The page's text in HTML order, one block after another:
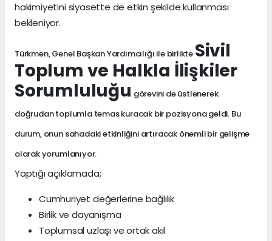
hakimiyetini siyasette de etkin şekilde kullanması
bekleniyor.
Türkmen, Genel Başkan Yardımcılığı ile birlikte Sivil
Toplum ve Halkla İlişkiler
Sorumluluğu görevini de üstlenerek
doğrudan toplumla temas kuracak bir pozisyona geldi. Bu
durum, onun sahadaki etkinliğini artıracak önemli bir gelişme
olarak yorumlanıyor.
Yaptığı açıklamada;
Cumhuriyet değerlerine bağlılık
Birlik ve dayanışma
Toplumsal uzlaşı ve ortak akıl